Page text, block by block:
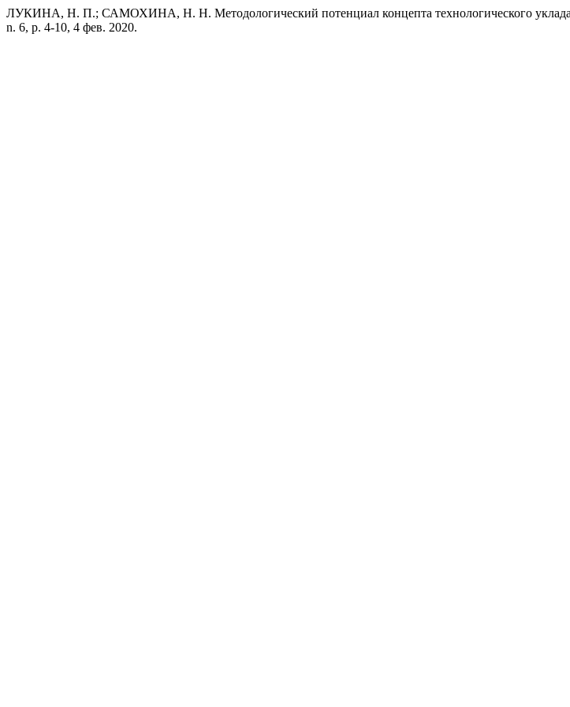
ЛУКИНА, Н. П.; САМОХИНА, Н. Н. Методологический потенциал концепта технологического уклада
n. 6, p. 4-10, 4 фев. 2020.